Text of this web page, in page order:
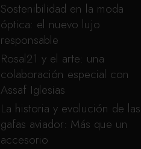
Sostenibilidad en la moda
óptica: el nuevo lujo
responsable
Rosal21 y el arte: una
colaboración especial con
Assaf Iglesias
La historia y evolución de las
gafas aviador: Más que un
accesorio